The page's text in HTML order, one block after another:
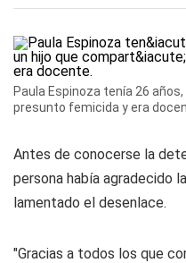
Paula Espinoza tenía 26
presunto femicida y era
Antes de conocerse la
persona había agradecido
lamentado el desenlace.
"Gracias a todos los que